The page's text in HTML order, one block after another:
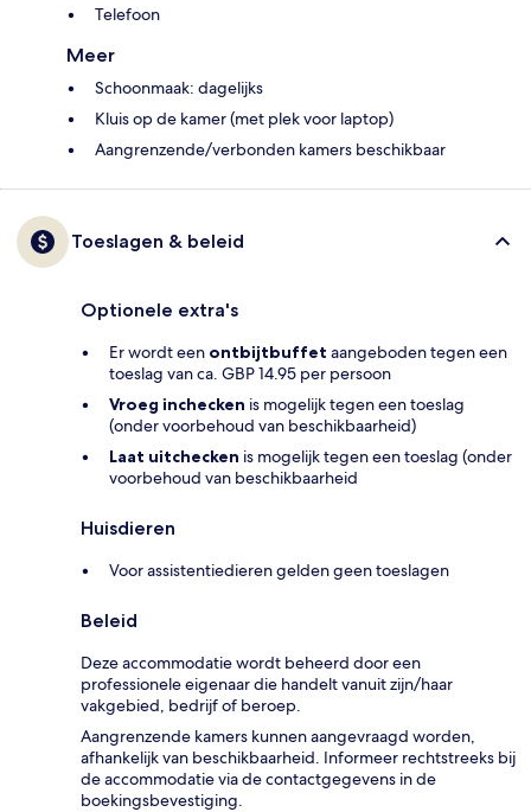
Telefoon
Meer
Schoonmaak: dagelijks
Kluis op de kamer (met plek voor laptop)
Aangrenzende/verbonden kamers beschikbaar
Toeslagen & beleid
Optionele extra's
Er wordt een ontbijtbuffet aangeboden tegen een
toeslag van ca. GBP 14.95 per persoon
Vroeg inchecken is mogelijk tegen een toeslag
(onder voorbehoud van beschikbaarheid)
Laat uitchecken is mogelijk tegen een toeslag (onder
voorbehoud van beschikbaarheid
Huisdieren
Voor assistentiedieren gelden geen toeslagen
Beleid
Deze accommodatie wordt beheerd door een
professionele eigenaar die handelt vanuit zijn/haar
vakgebied, bedrijf of beroep.
Aangrenzende kamers kunnen aangevraagd worden,
afhankelijk van beschikbaarheid. Informeer rechtstreeks bij
de accommodatie via de contactgegevens in de
boekingsbevestiging.